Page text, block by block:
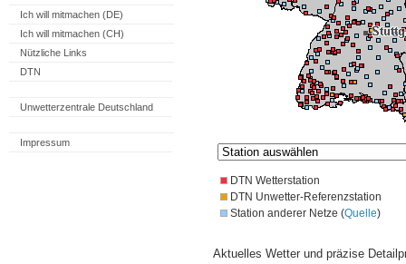
Ich will mitmachen (DE)
Ich will mitmachen (CH)
Nützliche Links
DTN
Unwetterzentrale Deutschland
Impressum
DTN Wetterstation
DTN Unwetter-Referenzstation
Station anderer Netze (Quelle)
Aktuelles Wetter und präzise